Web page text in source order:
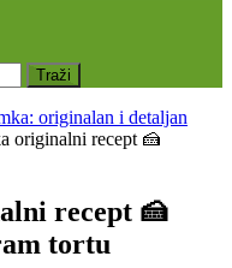
originalan i detaljan
originalni recept 🍰
recept 🍰
tortu